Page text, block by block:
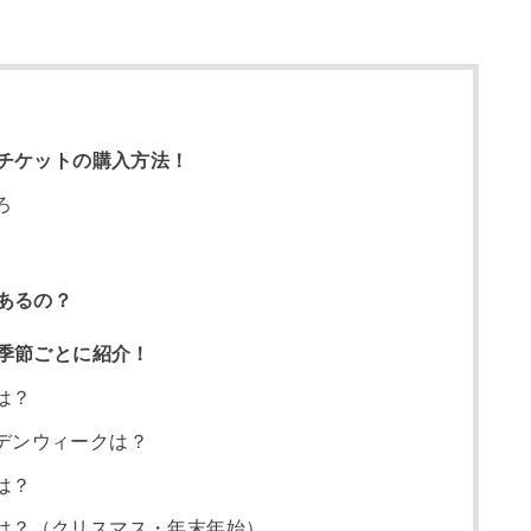
ケットの購入方法！
るの？
節ごとに紹介！
？
ンウィークは？
？